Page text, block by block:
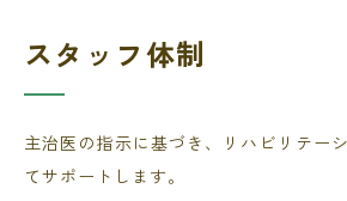
スタッフ体制
主治医の指示に基づき、リハビリテー
てサポートします。